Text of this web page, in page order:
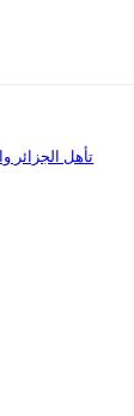
تأهل الجزائر